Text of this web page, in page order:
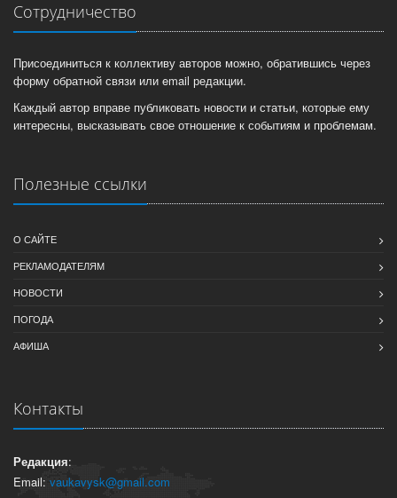
Сотрудничество
Присоединиться к коллективу авторов можно, обратившись через
форму обратной связи или email редакции.
Каждый автор вправе публиковать новости и статьи, которые ему
интересны, высказывать свое отношение к событиям и проблемам.
Полезные ссылки
О САЙТЕ
РЕКЛАМОДАТЕЛЯМ
НОВОСТИ
ПОГОДА
АФИША
Контакты
Редакция:
Email: vaukavysk@gmail.com